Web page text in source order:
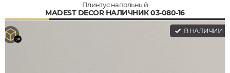
Плинтус напольный
MADEST DECOR НАЛИЧНИК 03-080-16
В НАЛИЧИИ